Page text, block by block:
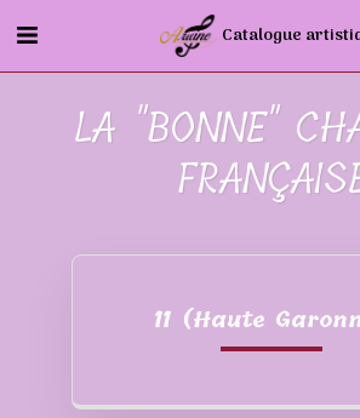
Catalogue
LA "BONNE"
11 (Haute